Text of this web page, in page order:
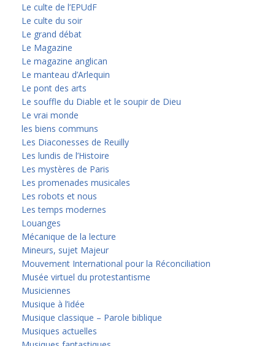
Le culte de l’EPUdF
Le culte du soir
Le grand débat
Le Magazine
Le magazine anglican
Le manteau d’Arlequin
Le pont des arts
Le souffle du Diable et le soupir de Dieu
Le vrai monde
les biens communs
Les Diaconesses de Reuilly
Les lundis de l’Histoire
Les mystères de Paris
Les promenades musicales
Les robots et nous
Les temps modernes
Louanges
Mécanique de la lecture
Mineurs, sujet Majeur
Mouvement International pour la Réconciliation
Musée virtuel du protestantisme
Musiciennes
Musique à l’idée
Musique classique – Parole biblique
Musiques actuelles